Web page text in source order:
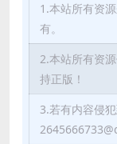
1.本站所有资
有。
2.本站所有资
持正版！
3.若有内容侵